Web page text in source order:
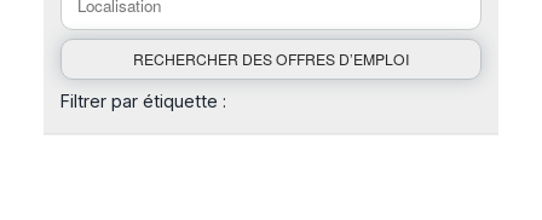
Filtrer par étiquette :